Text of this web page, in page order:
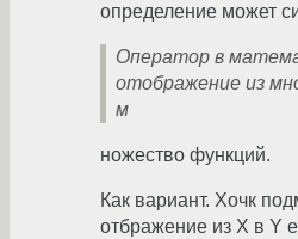
определение может
Оператор в
отображение из
м
ножество функций.
Как вариант. Хочк
отбражение из X в Y